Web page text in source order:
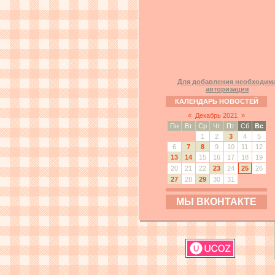
Для добавления
авторизация
КАЛЕНДАРЬ НОВОСТЕЙ
« Декабрь 2021
»
Пн
Вт Ср Чт Пт Сб
Вс
1
2 3 4
5
6
7 8 9 10 11
12
13
14 15 16 17 18
19
20
21 22 23 24 25
26
27
28 29 30 31
МЫ ВКОНТАКТЕ